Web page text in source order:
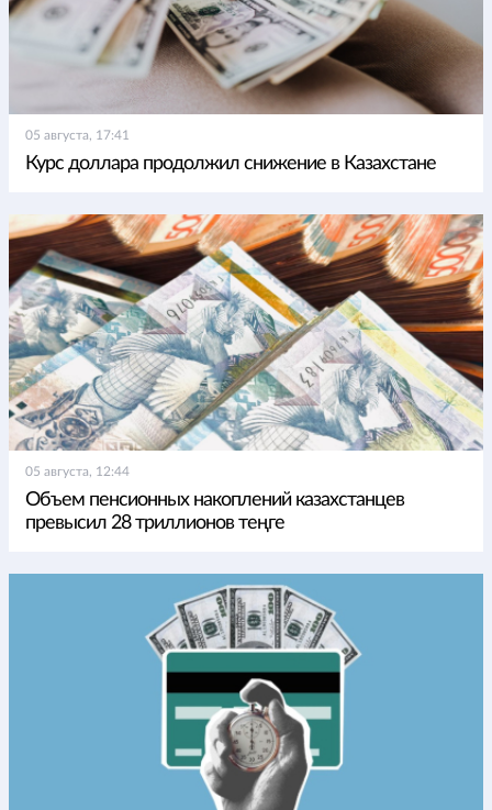
05 августа, 17:41
Курс доллара продолжил снижение в Казахстане
05 августа, 12:44
Объем пенсионных накоплений казахстанцев
превысил 28 триллионов теңге